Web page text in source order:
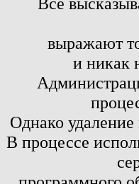
выражают
и никак
Однако
В процессе